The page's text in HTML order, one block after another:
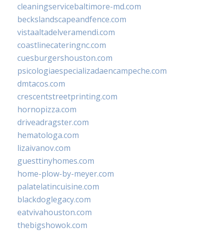
cleaningservicebaltimore-md.com
beckslandscapeandfence.com
vistaaltadelveramendi.com
coastlinecateringnc.com
cuesburgershouston.com
psicologiaespecializadaencampeche.com
dmtacos.com
crescentstreetprinting.com
hornopizza.com
driveadragster.com
hematologa.com
lizaivanov.com
guesttinyhomes.com
home-plow-by-meyer.com
palatelatincuisine.com
blackdoglegacy.com
eatvivahouston.com
thebigshowok.com